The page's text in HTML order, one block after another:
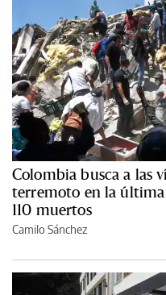
Colombia busca a las
terremoto en la última
110 muertos
Camilo Sánchez